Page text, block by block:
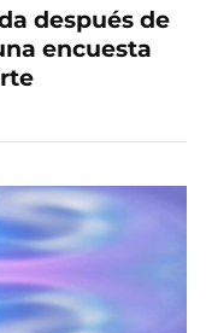
después de
encuesta